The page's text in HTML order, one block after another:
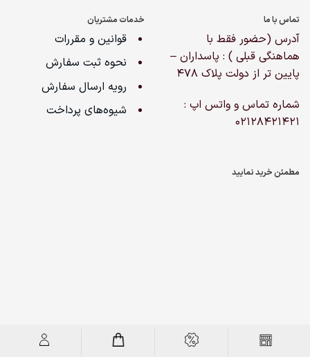
تماس با ما
آدرس (حضور فقط با
هماهنگی قبلی ) : پاسداران –
پایین تر از دولت پلاک ۴۷۸
شماره تماس و واتس اپ :
02128421421
خدمات مشتریان
قوانین و مقررات
نحوه ثبت سفارش
رویه ارسال سفارش
شیوه‌های پرداخت
مطمئن خرید نمایید